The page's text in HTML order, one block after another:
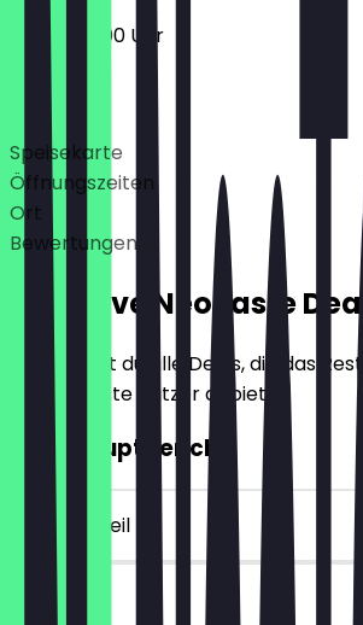
19:00 - 03:00 Uhr
Deals
Speisekarte
Öffnungszeiten
Ort
Bewertungen
Exklusive NeoTaste
Hier findest du alle Deals, die das
für NeoTaste Nutzer anbietet.
2für1 Hauptgericht
~14 € Vorteil
90 Tage